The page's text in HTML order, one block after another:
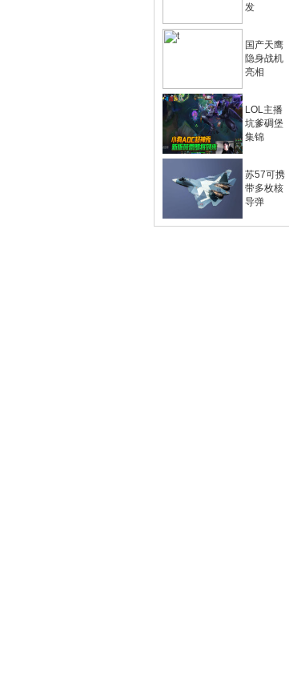
发
国产天鹰
隐身战机
亮相
LOL主播
坑爹碉堡
集锦
苏57可携
带多枚核
导弹